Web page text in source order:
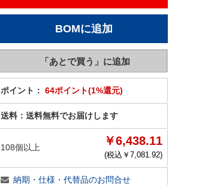
ポイント： 64ポイント(1%還元)
送料： 送料無料でお届けします
108個以上 ￥6,438.11
(税込￥ 7,081.92)
納期・仕様・代替品のお問合せ